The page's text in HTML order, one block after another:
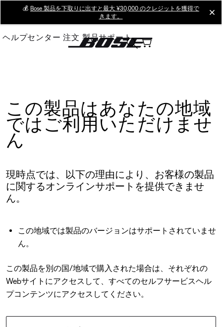
Main
💰 Bose 製品を下取りに出すと最大 ¥30,000 のクレジットを獲得で
きます。
ヘルプセンター 注文 製品サポート
この製品はあなたの地域
ではご利用いただけませ
ん
現時点では、以下の理由により、お客様の製品
に関するオンラインサポートを提供できませ
ん。
この地域では製品のバージョンはサポートされていませ
ん。
この製品を別の国/地域で購入された場合は、それぞれの
Webサイトにアクセスして、すべてのセルフサービスヘル
プコンテンツにアクセスしてください。